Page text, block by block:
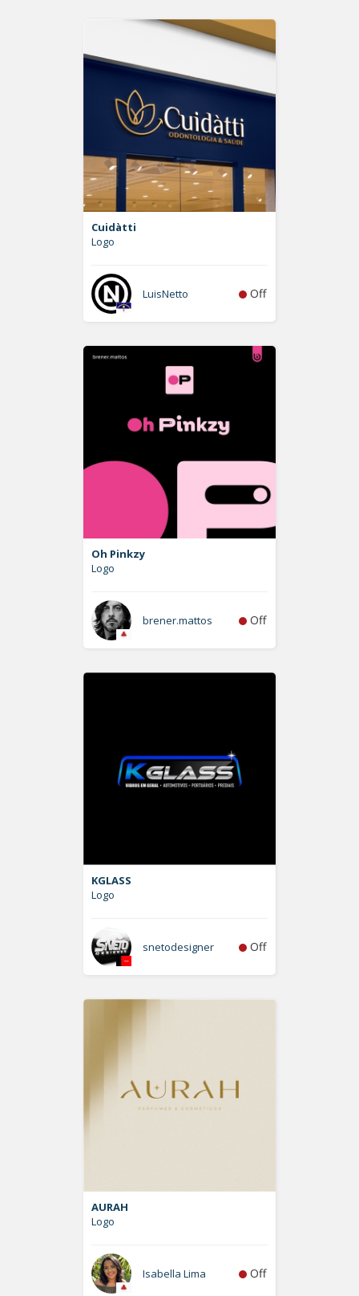
Cuidàtti
Logo
LuisNetto Off
Oh Pinkzy
Logo
brener.mattos Off
KGLASS
Logo
snetodesigner Off
AURAH
Logo
Isabella Lima Off